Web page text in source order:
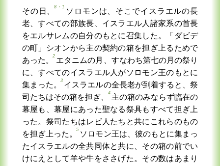
その日、
8・1
ソロモンは、そこでイスラエルの長
老、すべての部族長、イスラエル人諸家系の首長
をエルサレムの自分のもとに召集した。「ダビデ
の町」シオンから主の契約の箱を担ぎ上るためで
あった。
2
エタニムの月、すなわち第七の月の祭り
に、すべてのイスラエル人がソロモン王のもとに
集まった。
3
イスラエルの全長老が到着すると、祭
司たちはその箱を担ぎ、
4
主の箱のみならず臨在の
幕屋も、幕屋にあった聖なる祭具もすべて担ぎ上
った。祭司たちはレビ人たちと共にこれらのもの
を担ぎ上った。
5
ソロモン王は、彼のもとに集まっ
たイスラエルの全共同体と共に、その箱の前でい
けにえとして羊や牛をささげた。その数はあまり